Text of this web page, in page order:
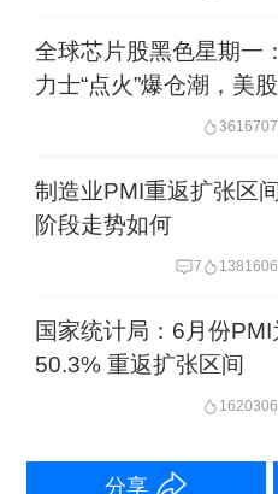
业投入成本涨幅创
为对冲成本上行压
到45个月峰值。
受战争冲突及后续
根大学4月消费者
数由上月51.7降至
升至4.7%，创下一
全球芯片股黑色星期一
力士“点火”爆仓潮，美
36167
制造业PMI重返扩张区
阶段走势如何
7 13816
国家统计局：6月份PMI
50.3% 重返扩张区间
16203
分享